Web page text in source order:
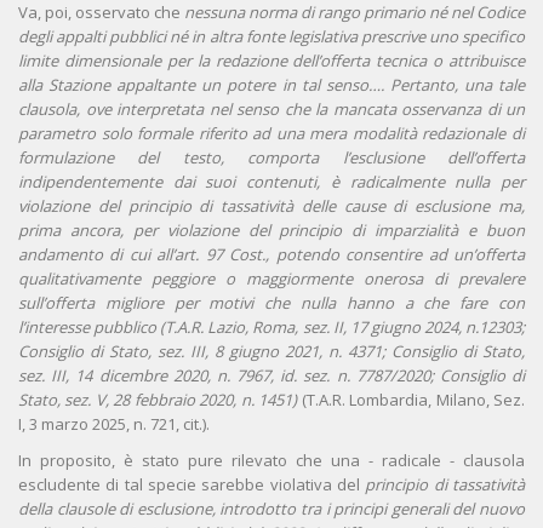
Va, poi, osservato che nessuna norma di rango primario né nel Codice
degli appalti pubblici né in altra fonte legislativa prescrive uno specifico
limite dimensionale per la redazione dell’offerta tecnica o attribuisce
alla Stazione appaltante un potere in tal senso…. Pertanto, una tale
clausola, ove interpretata nel senso che la mancata osservanza di un
parametro solo formale riferito ad una mera modalità redazionale di
formulazione del testo, comporta l’esclusione dell’offerta
indipendentemente dai suoi contenuti, è radicalmente nulla per
violazione del principio di tassatività delle cause di esclusione ma,
prima ancora, per violazione del principio di imparzialità e buon
andamento di cui all’art. 97 Cost., potendo consentire ad un’offerta
qualitativamente peggiore o maggiormente onerosa di prevalere
sull’offerta migliore per motivi che nulla hanno a che fare con
l’interesse pubblico (T.A.R. Lazio, Roma, sez. II, 17 giugno 2024, n.12303;
Consiglio di Stato, sez. III, 8 giugno 2021, n. 4371; Consiglio di Stato,
sez. III, 14 dicembre 2020, n. 7967, id. sez. n. 7787/2020; Consiglio di
Stato, sez. V, 28 febbraio 2020, n. 1451)(T.A.R. Lombardia, Milano, Sez.
I, 3 marzo 2025, n. 721, cit.).
In proposito, è stato pure rilevato che una - radicale - clausola
escludente di tal specie sarebbe violativa del principio di tassatività
della clausole di esclusione, introdotto tra i principi generali del nuovo